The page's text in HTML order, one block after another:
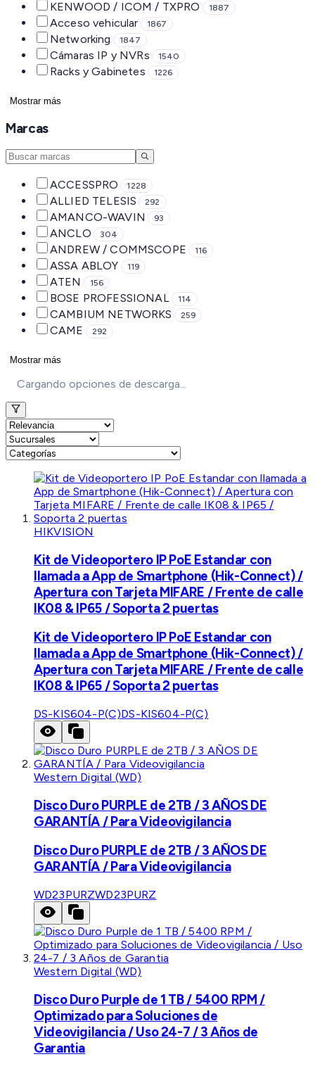
KENWOOD / ICOM / TXPRO 1887
Acceso vehicular 1867
Networking 1847
Cámaras IP y NVRs 1540
Racks y Gabinetes 1226
Mostrar más
Marcas
ACCESSPRO 1228
ALLIED TELESIS 292
AMANCO-WAVIN 93
ANCLO 304
ANDREW / COMMSCOPE 116
ASSA ABLOY 119
ATEN 156
BOSE PROFESSIONAL 114
CAMBIUM NETWORKS 259
CAME 292
Mostrar más
Cargando opciones de descarga...
HIKVISION
Kit de Videoportero IP PoE Estandar con
llamada a App de Smartphone (Hik-Connect) /
Apertura con Tarjeta MIFARE / Frente de calle
IK08 & IP65 / Soporta 2 puertas
Kit de Videoportero IP PoE Estandar con
llamada a App de Smartphone (Hik-Connect) /
Apertura con Tarjeta MIFARE / Frente de calle
IK08 & IP65 / Soporta 2 puertas
DS-KIS604-P(C)DS-KIS604-P(C)
Western Digital (WD)
Disco Duro PURPLE de 2TB / 3 AÑOS DE
GARANTÍA / Para Videovigilancia
Disco Duro PURPLE de 2TB / 3 AÑOS DE
GARANTÍA / Para Videovigilancia
WD23PURZWD23PURZ
Western Digital (WD)
Disco Duro Purple de 1 TB / 5400 RPM /
Optimizado para Soluciones de
Videovigilancia / Uso 24-7 / 3 Años de
Garantia